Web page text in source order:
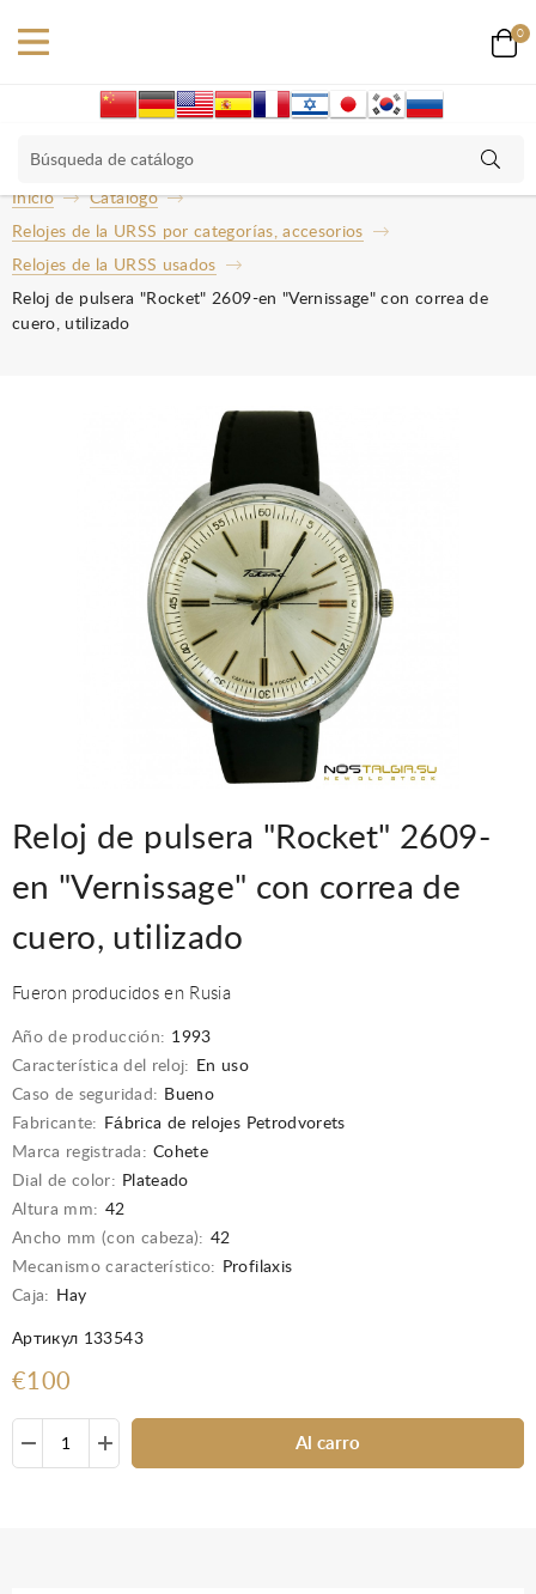
0
Inicio
Catalogo
Relojes de la URSS por categorías, accesorios
Relojes de la URSS usados
Reloj de pulsera "Rocket" 2609-en "Vernissage" con correa de
cuero, utilizado
Reloj de pulsera "Rocket" 2609-
en "Vernissage" con correa de
cuero, utilizado
Fueron producidos en Rusia
Año de producción: 1993
Característica del reloj:
En uso
Caso de seguridad: Bueno
Fabricante:
Fábrica de relojes Petrodvorets
Marca registrada: Cohete
Dial de color: Plateado
Altura mm: 42
Ancho mm (con cabeza): 42
Mecanismo característico:
Profilaxis
Caja:
Hay
Артикул 133543
€100
Al carro